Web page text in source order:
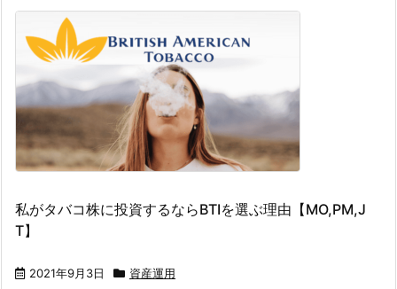
私がタバコ株に投資するならBTIを選ぶ理由【MO,PM,J
T】
2021年9月3日 資産運用